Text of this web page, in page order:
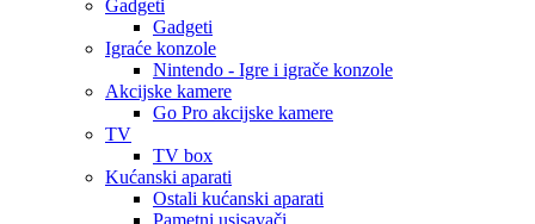
Gadgeti
Gadgeti
Igraće konzole
Nintendo - Igre i igrače konzole
Akcijske kamere
Go Pro akcijske kamere
TV
TV box
Kućanski aparati
Ostali kućanski aparati
Pametni usisavači